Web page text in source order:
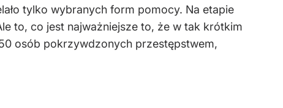
tylko wybranych form pomocy. Na etapie
to, co jest najważniejsze to, że w tak krótkim
osób pokrzywdzonych przestępstwem,